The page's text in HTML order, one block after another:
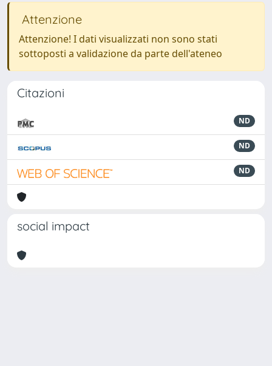
Attenzione
Attenzione! I dati visualizzati non sono stati
sottoposti a validazione da parte dell'ateneo
Citazioni
ND
ND
ND
social impact